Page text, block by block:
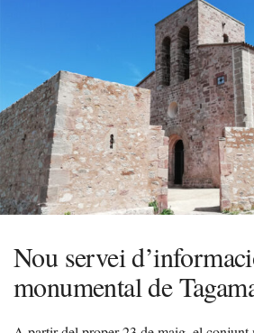
Nou servei
monumental de